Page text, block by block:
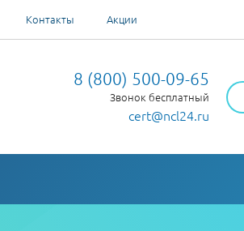
Контакты Акции
8 (800) 500-09-65
Звонок бесплатный
cert@ncl24.ru